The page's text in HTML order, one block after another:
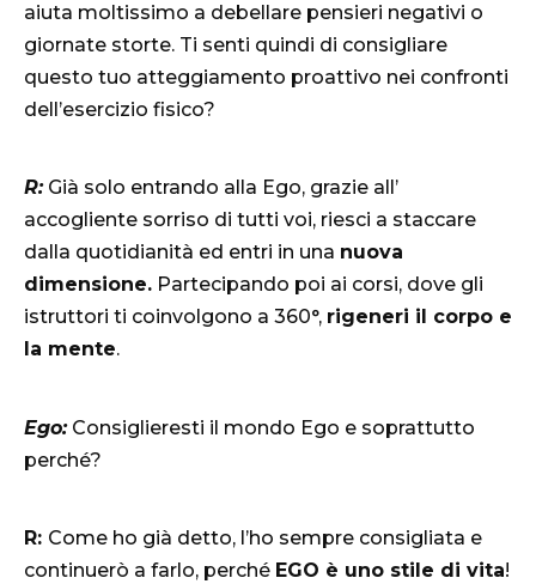
aiuta moltissimo a debellare pensieri negativi o
giornate storte. Ti senti quindi di consigliare
questo tuo atteggiamento proattivo nei confronti
dell’esercizio fisico?
R:Già solo entrando alla Ego, grazie all’
accogliente sorriso di tutti voi, riesci a staccare
dalla quotidianità ed entri in una nuova
dimensione. Partecipando poi ai corsi, dove gli
istruttori ti coinvolgono a 360°, rigeneri il corpo e
la mente.
Ego:Consiglieresti il mondo Ego e soprattutto
perché?
R: Come ho già detto, l’ho sempre consigliata e
continuerò a farlo, perché EGO è uno stile di vita!